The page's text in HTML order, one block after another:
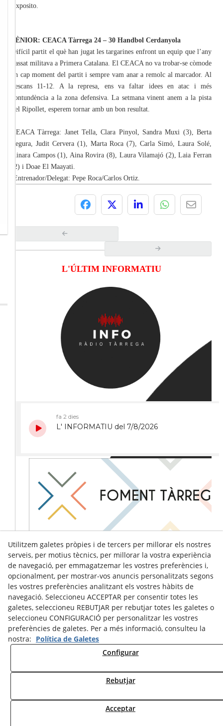
Exposito.
SÈNIOR: CEACA Tàrrega 24 – 30 Handbol Cerdanyola
Difícil partit el què han jugat les targarines enfront un equip que l’any
passat militava a Primera Catalana. El CEACA no va trobar-se còmode
en cap moment del partit i sempre vam anar a remolc al marcador. Al
descans 11-12. A la represa, ens va faltar idees en atac i més
contundència a la zona defensiva. La setmana vinent anem a la pista
del Ripollet, esperem tornar amb un bon resultat.
CEACA Tàrrega: Janet Tella, Clara Pinyol, Sandra Muxi (3), Berta
Segura, Judit Cervera (1), Marta Roca (7), Carla Simó, Laura Solé,
Ainara Campos (1), Aina Rovira (8), Laura Vilamajó (2), Laia Ferran
(2) i Doae El Maayati.
Entrenador/Delegat: Pepe Roca/Carlos Ortiz.
L'ÚLTIM INFORMATIU
Utilitzem galetes pròpies i de tercers per millorar els nostres
serveis, per motius tècnics, per millorar la vostra experiència
de navegació, per emmagatzemar les vostres preferències i,
opcionalment, per mostrar-vos anuncis personalitzats segons
les vostres preferències analitzant els vostres hàbits de
navegació. Seleccioneu ACCEPTAR per consentir totes les
galetes, seleccioneu REBUTJAR per rebutjar totes les galetes o
seleccioneu CONFIGURACIÓ per personalitzar les vostres
preferències de galetes. Per a més informació, consulteu la
nostra: Política de Galetes
Configurar
Rebutjar
Acceptar